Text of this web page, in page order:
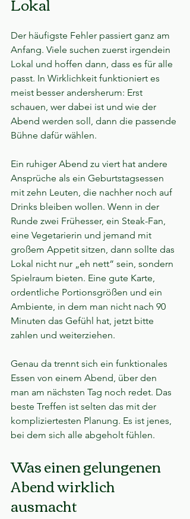
Der häufigste Fehler passiert ganz am
Anfang. Viele suchen zuerst irgendein
Lokal und hoffen dann, dass es für alle
passt. In Wirklichkeit funktioniert es
meist besser andersherum: Erst
schauen, wer dabei ist und wie der
Abend werden soll, dann die passende
Bühne dafür wählen.
Ein ruhiger Abend zu viert hat andere
Ansprüche als ein Geburtstagsessen
mit zehn Leuten, die nachher noch auf
Drinks bleiben wollen. Wenn in der
Runde zwei Frühesser, ein Steak-Fan,
eine Vegetarierin und jemand mit
großem Appetit sitzen, dann sollte das
Lokal nicht nur „eh nett“ sein, sondern
Spielraum bieten. Eine gute Karte,
ordentliche Portionsgrößen und ein
Ambiente, in dem man nicht nach 90
Minuten das Gefühl hat, jetzt bitte
zahlen und weiterziehen.
Genau da trennt sich ein funktionales
Essen von einem Abend, über den
man am nächsten Tag noch redet. Das
beste Treffen ist selten das mit der
kompliziertesten Planung. Es ist jenes,
bei dem sich alle abgeholt fühlen.
Was einen gelungenen
Abend wirklich
ausmacht